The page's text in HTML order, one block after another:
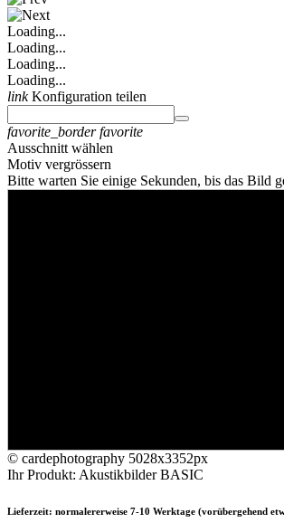
Loading...
Loading...
Loading...
Loading...
linkKonfiguration teilen
favorite_border favorite
Ausschnitt wählen
Motiv vergrössern
Bitte warten Sie einige Sekunden, bis das Bild
© cardephotography 5028x3352px
Ihr Produkt: Akustikbilder BASIC
Lieferzeit: normalererweise 7-10 Werktage (vorübergehend